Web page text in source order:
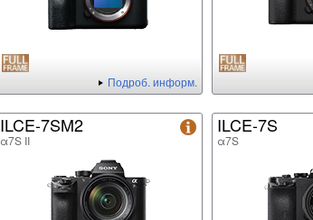
Подроб. информ.
ILCE-7SM2
α7S II
ILCE-7S
α7S